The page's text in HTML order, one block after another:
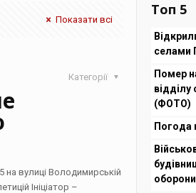
Показати всі
Категорії
вулиці Володимирській
Ініціатор –
Топ 5
селами
Помер
відділу
(ФОТО)
Погода
оборони